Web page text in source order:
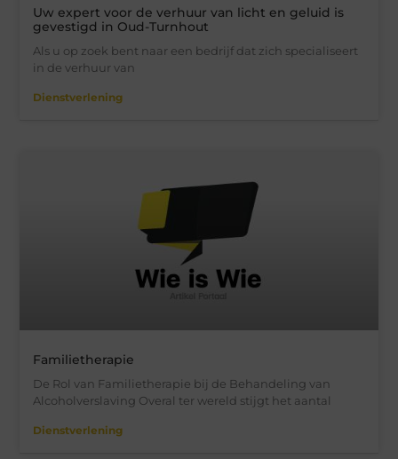
Uw expert voor de verhuur van licht en geluid is
gevestigd in Oud-Turnhout
Als u op zoek bent naar een bedrijf dat zich specialiseert
in de verhuur van
Dienstverlening
Familietherapie
De Rol van Familietherapie bij de Behandeling van
Alcoholverslaving Overal ter wereld stijgt het aantal
Dienstverlening